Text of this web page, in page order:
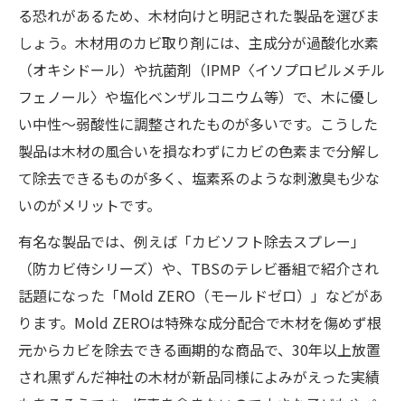
る恐れがあるため、木材向けと明記された製品を選びま
しょう。木材用のカビ取り剤には、主成分が過酸化水素
（オキシドール）や抗菌剤（IPMP〈イソプロピルメチル
フェノール〉や塩化ベンザルコニウム等）で、木に優し
い中性〜弱酸性に調整されたものが多いです。こうした
製品は木材の風合いを損なわずにカビの色素まで分解し
て除去できるものが多く、塩素系のような刺激臭も少な
いのがメリットです。
有名な製品では、例えば「カビソフト除去スプレー」
（防カビ侍シリーズ）や、TBSのテレビ番組で紹介され
話題になった「Mold ZERO（モールドゼロ）」などがあ
ります。Mold ZEROは特殊な成分配合で木材を傷めず根
元からカビを除去できる画期的な商品で、30年以上放置
され黒ずんだ神社の木材が新品同様によみがえった実績